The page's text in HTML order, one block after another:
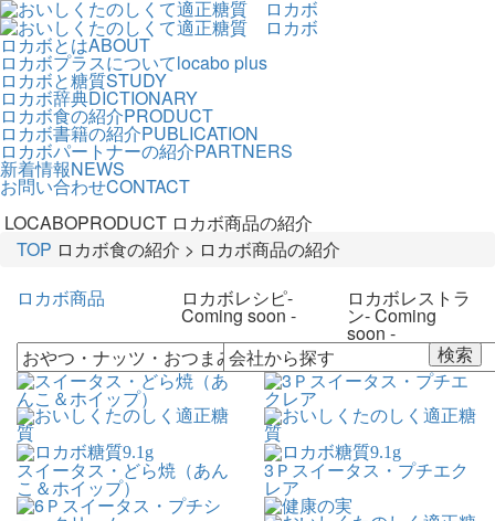
ロカボとはABOUT
ロカボプラスについてlocabo plus
ロカボと糖質STUDY
ロカボ辞典DICTIONARY
ロカボ食の紹介PRODUCT
ロカボ書籍の紹介PUBLICATION
ロカボパートナーの紹介PARTNERS
新着情報NEWS
お問い合わせCONTACT
LOCABOPRODUCT ロカボ商品の紹介
TOP ロカボ食の紹介 > ロカボ商品の紹介
ロカボ商品
ロカボレシピ-
Coming soon -
ロカボレストラ
ン- Coming
soon -
9.1 g
スイータス・どら焼（あん
こ＆ホイップ）
9.1 g
3Ｐスイータス・プチエク
レア